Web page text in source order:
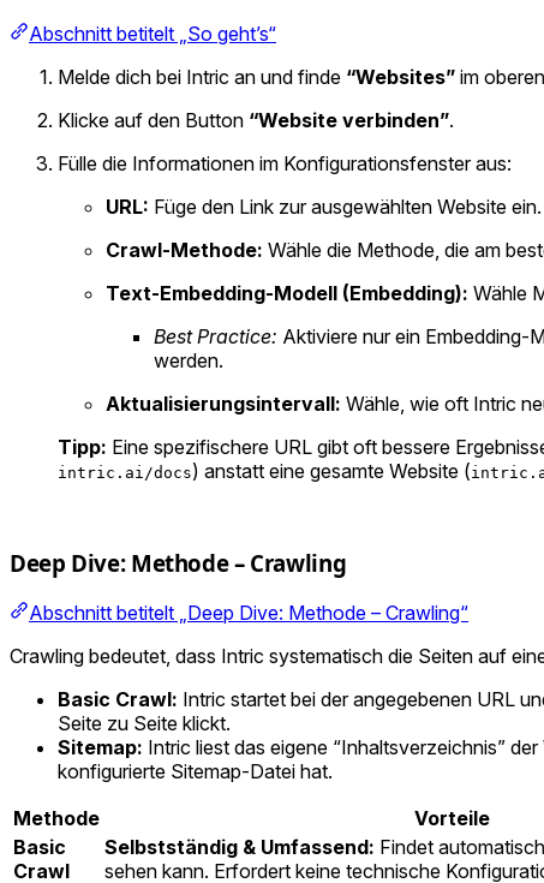
Abschnitt betitelt „So geht’s“
Melde dich bei Intric an und finde “Websites” im
Klicke auf den Button “Website verbinden”.
Fülle die Informationen im Konfigurationsfenster aus:
URL: Füge den Link zur ausgewählten Website ein.
Crawl-Methode: Wähle die Methode, die am
Text-Embedding-Modell (Embedding): Wähle
Best Practice: Aktiviere nur ein Embedding-
werden.
Aktualisierungsintervall: Wähle, wie oft Intric
Tipp: Eine spezifischere URL gibt oft bessere
intric.ai/docs) anstatt eine gesamte Website (
Deep Dive: Methode – Crawling
Abschnitt betitelt „Deep Dive: Methode – Crawling“
Crawling bedeutet, dass Intric systematisch die Seiten auf
Basic Crawl: Intric startet bei der angegebenen URL
Seite zu Seite klickt.
Sitemap: Intric liest das eigene “Inhaltsverzeichnis”
konfigurierte Sitemap-Datei hat.
Methode
Vorteile
Basic
Crawl
Selbstständig & Umfassend: Findet
sehen kann. Erfordert keine technische